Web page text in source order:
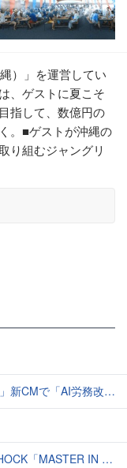
）」を運営してい
、ゲストに夏こそ
指して、数億円の
。■ゲストが沖縄の
り組むジャングリ
分析したら「すぐに休んで」と言われる？
HORIZON GOLD」3モデル